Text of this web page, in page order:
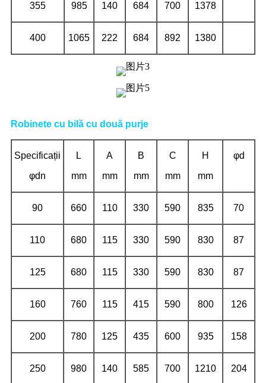
355 985 140 684 700 1378
400 1065 222 684 892 1380
Robinete cu bilă cu două purje
Specificații
φdn
L
mm
A
mm
B
mm
C
mm
H
mm
φd
90 660 110 330 590 835 70
110 680 115 330 590 830 87
125 680 115 330 590 830 87
160 760 115 415 590 800 126
200 780 125 435 600 935 158
250 980 140 585 700 1210 204